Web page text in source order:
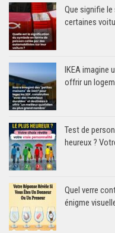
Que signifie
certaines
IKEA imagine
offrir un
Test de
heureux ?
Quel verre
énigme